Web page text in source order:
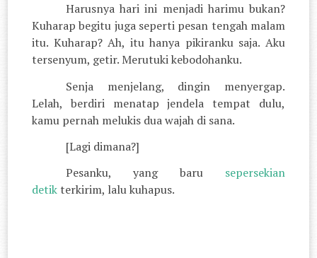
Harusnya hari ini menjadi harimu bukan?
Kuharap begitu juga seperti pesan tengah malam
itu. Kuharap? Ah, itu hanya pikiranku saja. Aku
tersenyum, getir. Merutuki kebodohanku.
Senja menjelang, dingin menyergap.
Lelah, berdiri menatap jendela tempat dulu,
kamu pernah melukis dua wajah di sana.
[Lagi dimana?]
Pesanku, yang baru sepersekian
detikterkirim, lalu kuhapus.